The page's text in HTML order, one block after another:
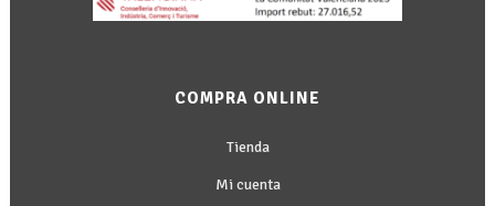
COMPRA ONLINE
Tienda
Mi cuenta